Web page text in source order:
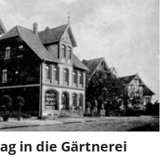
in die Gärtnerei